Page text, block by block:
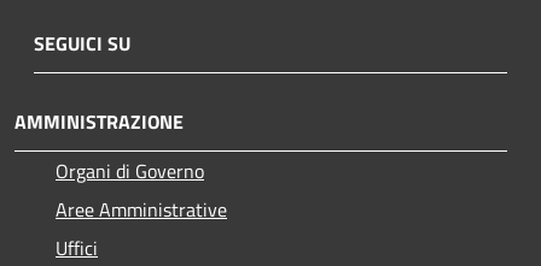
SEGUICI SU
AMMINISTRAZIONE
Organi di Governo
Aree Amministrative
Uffici